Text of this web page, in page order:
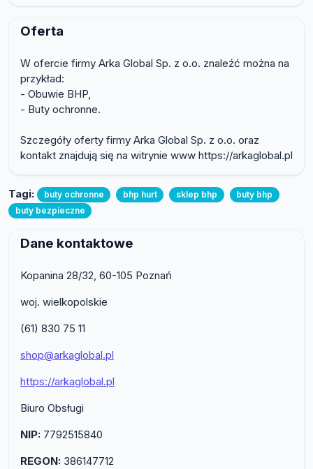
Oferta
W ofercie firmy Arka Global Sp. z o.o. znaleźć można na
przykład:
- Obuwie BHP,
- Buty ochronne.
Szczegóły oferty firmy Arka Global Sp. z o.o. oraz
kontakt znajdują się na witrynie www https://arkaglobal.pl
Tagi: buty ochronne bhp hurt sklep bhp
buty bhp
buty bezpieczne
Dane kontaktowe
Kopanina 28/32, 60-105 Poznań
woj. wielkopolskie
(61) 830 75 11
shop@arkaglobal.pl
https://arkaglobal.pl
Biuro Obsługi
NIP: 7792515840
REGON: 386147712